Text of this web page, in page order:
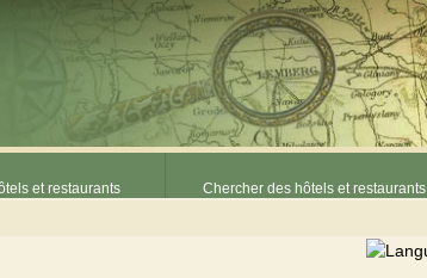
et restaurants Chercher des hôtels et restaurants